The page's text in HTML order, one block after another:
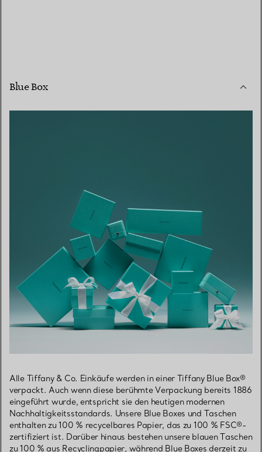
Blue Box
Alle Tiffany & Co. Einkäufe werden in einer Tiffany Blue Box®
verpackt. Auch wenn diese berühmte Verpackung bereits 1886
eingeführt wurde, entspricht sie den heutigen modernen
Nachhaltigkeitsstandards. Unsere Blue Boxes und Taschen
enthalten zu 100 % recycelbares Papier, das zu 100 % FSC®-
zertifiziert ist. Darüber hinaus bestehen unsere blauen Taschen
zu 100 % aus Recyclingpapier, während Blue Boxes derzeit zu